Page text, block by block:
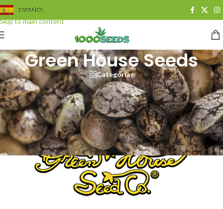
Skip to navigation
Skip to main content
ESPAÑOL
Green House Seeds
Categorías